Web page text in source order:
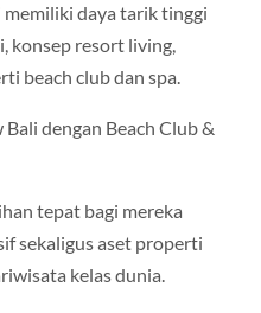
daya tarik tinggi
konsep resort living,
beach club dan spa.
dengan Beach Club &
tepat bagi mereka
sekaligus aset properti
kelas dunia.